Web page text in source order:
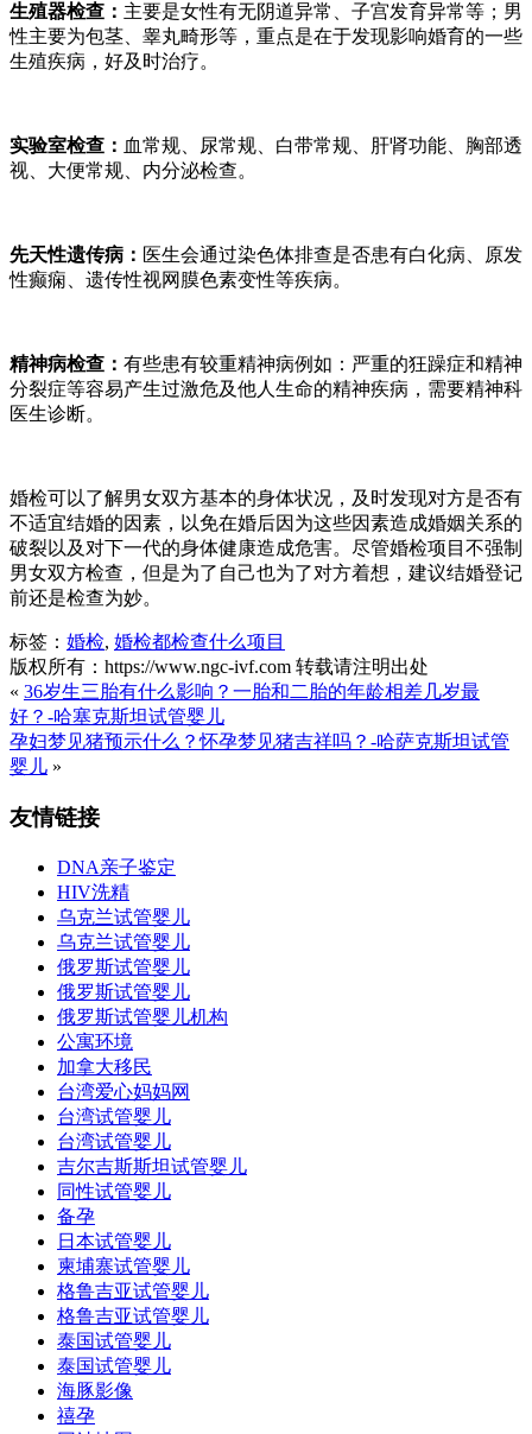
生殖器检查： 主要是女性有无阴道异常、子宫发育异常等；男
性主要为包茎、睾丸畸形等，重点是在于发现影响婚育的一些
生殖疾病，好及时治疗。
实验室检查： 血常规、尿常规、白带常规、肝肾功能、胸部透
视、大便常规、内分泌检查。
先天性遗传病： 医生会通过染色体排查是否患有白化病、原发
性癫痫、遗传性视网膜色素变性等疾病。
精神病检查： 有些患有较重精神病例如：严重的狂躁症和精神
分裂症等容易产生过激危及他人生命的精神疾病，需要精神科
医生诊断。
婚检可以了解男女双方基本的身体状况，及时发现对方是否有
不适宜结婚的因素，以免在婚后因为这些因素造成婚姻关系的
破裂以及对下一代的身体健康造成危害。尽管婚检项目不强制
男女双方检查，但是为了自己也为了对方着想，建议结婚登记
前还是检查为妙。
标签： 婚检, 婚检都检查什么项目
版权所有：https://www.ngc-ivf.com 转载请注明出处
« 36岁生三胎有什么影响？一胎和二胎的年龄相差几岁最
好？-哈塞克斯坦试管婴儿
孕妇梦见猪预示什么？怀孕梦见猪吉祥吗？-哈萨克斯坦试管
婴儿 »
友情链接
DNA亲子鉴定
HIV洗精
乌克兰试管婴儿
乌克兰试管婴儿
俄罗斯试管婴儿
俄罗斯试管婴儿
俄罗斯试管婴儿机构
公寓环境
加拿大移民
台湾爱心妈妈网
台湾试管婴儿
台湾试管婴儿
吉尔吉斯斯坦试管婴儿
同性试管婴儿
备孕
日本试管婴儿
柬埔寨试管婴儿
格鲁吉亚试管婴儿
格鲁吉亚试管婴儿
泰国试管婴儿
泰国试管婴儿
海豚影像
禧孕